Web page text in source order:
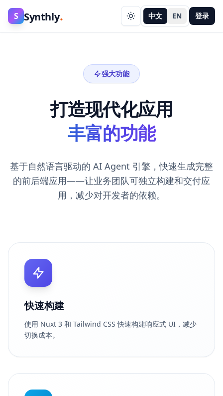
S Synthly. 中文 EN 登录
强大功能
打造现代化应用
丰富的功能
基于自然语言驱动的 AI Agent 引擎，快速生成完整
的前后端应用——让业务团队可独立构建和交付应
用，减少对开发者的依赖。
快速构建
使用 Nuxt 3 和 Tailwind CSS 快速构建响应式 UI，减少
切换成本。